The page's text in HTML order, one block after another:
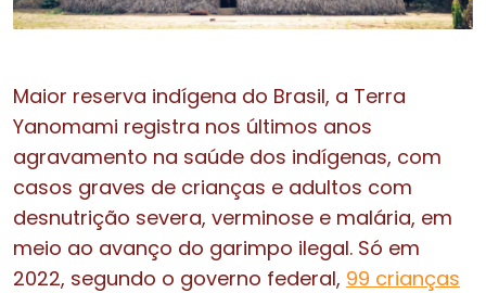
Maior reserva indígena do Brasil, a Terra
Yanomami registra nos últimos anos
agravamento na saúde dos indígenas, com
casos graves de crianças e adultos com
desnutrição severa, verminose e malária, em
meio ao avanço do garimpo ilegal. Só em
2022, segundo o governo federal, 99 crianças